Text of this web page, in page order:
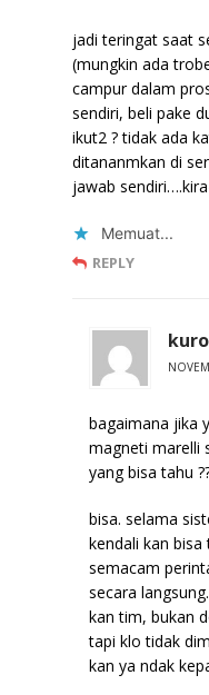
jadi teringat saat
(mungkin ada
campur dalam
sendiri, beli pake
ikut2 ? tidak ada
ditananmkan di
jawab
Memuat...
REPLY
bagaimana jika
magneti marelli
yang bisa tahu
bisa. selama
kendali kan
semacam
secara
kan tim, bukan
tapi klo tidak
kan ya ndak